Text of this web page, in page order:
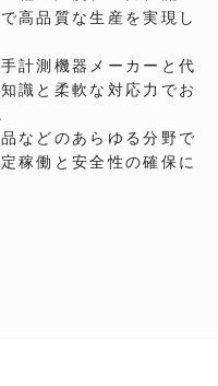
高品質な生産を実現し
計測機器メーカーと代
識と柔軟な対応力でお
などのあらゆる分野で
稼働と安全性の確保に